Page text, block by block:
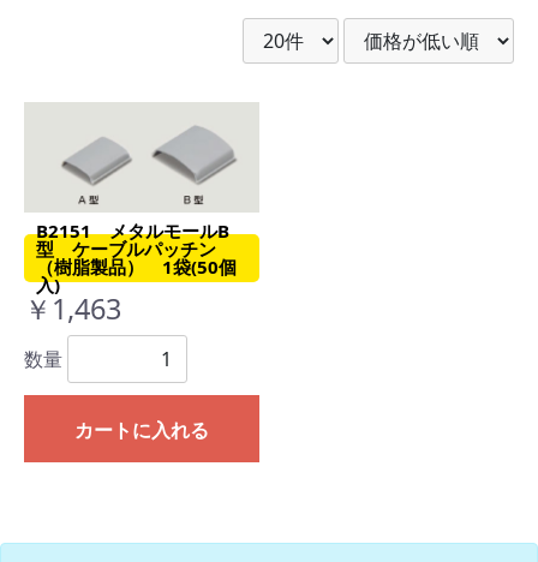
B2151 メタルモールB
型 ケーブルパッチン
（樹脂製品） 1袋(50個
入)
￥1,463
数量
カートに入れる